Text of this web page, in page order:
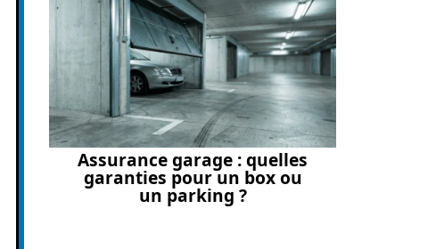
Assurance garage : quelles
garanties pour un box ou
un parking ?